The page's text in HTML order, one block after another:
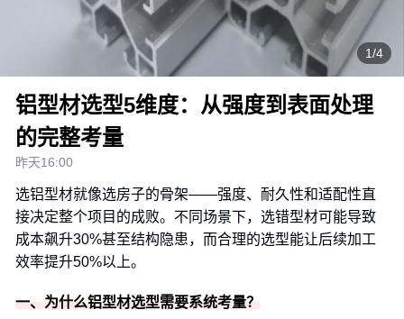
1/4
铝型材选型5维度：从强度到表面处理
的完整考量
昨天16:00
选铝型材就像选房子的骨架——强度、耐久性和适配性直
接决定整个项目的成败。不同场景下，选错型材可能导致
成本飙升30%甚至结构隐患，而合理的选型能让后续加工
效率提升50%以上。
一、为什么铝型材选型需要系统考量？